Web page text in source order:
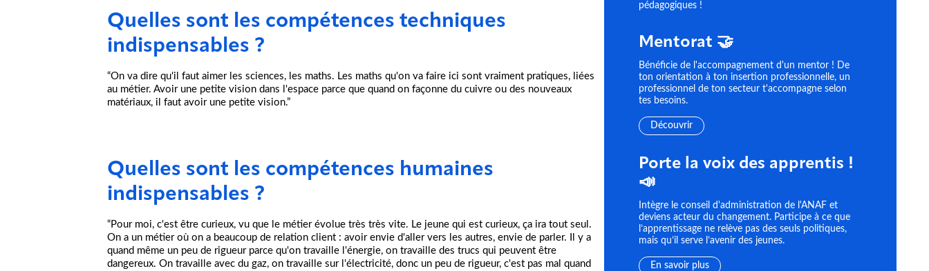
Quelles sont les compétences techniques
indispensables ?
“On va dire qu'il faut aimer les sciences, les maths. Les maths qu'on va faire ici sont vraiment pratiques, liées
au métier. Avoir une petite vision dans l'espace parce que quand on façonne du cuivre ou des nouveaux
matériaux, il faut avoir une petite vision.”
Quelles sont les compétences humaines
indispensables ?
“Pour moi, c'est être curieux, vu que le métier évolue très très vite. Le jeune qui est curieux, ça ira tout seul.
On a un métier où on a beaucoup de relation client : avoir envie d'aller vers les autres, envie de parler. Il y a
quand même un peu de rigueur parce qu'on travaille l'énergie, on travaille des trucs qui peuvent être
dangereux. On travaille avec du gaz, on travaille sur l'électricité, donc un peu de rigueur, c'est pas mal quand
pédagogiques !
Mentorat 🤝
Bénéficie de l'accompagnement d'un mentor ! De
ton orientation à ton insertion professionnelle, un
professionnel de ton secteur t'accompagne selon
tes besoins.
Découvrir
Porte la voix des apprentis !
📣
Intègre le conseil d'administration de l'ANAF et
deviens acteur du changement. Participe à ce que
l’apprentissage ne relève pas des seuls politiques,
mais qu’il serve l’avenir des jeunes.
En savoir plus